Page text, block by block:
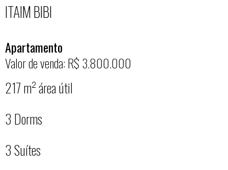
ITAIM BIBI
Apartamento
Valor de venda: R$ 3.800.000
217 m² área útil
3 Dorms
3 Suítes